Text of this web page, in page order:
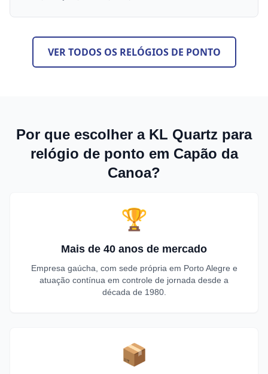
VER TODOS OS RELÓGIOS DE PONTO
Por que escolher a KL Quartz para
relógio de ponto em Capão da
Canoa?
🏆
Mais de 40 anos de mercado
Empresa gaúcha, com sede própria em Porto Alegre e
atuação contínua em controle de jornada desde a
década de 1980.
📦